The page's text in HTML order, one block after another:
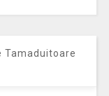
Tamaduitoare